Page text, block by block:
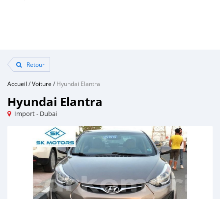
Retour
Accueil /Voiture /Hyundai Elantra
Hyundai Elantra
Import - Dubai